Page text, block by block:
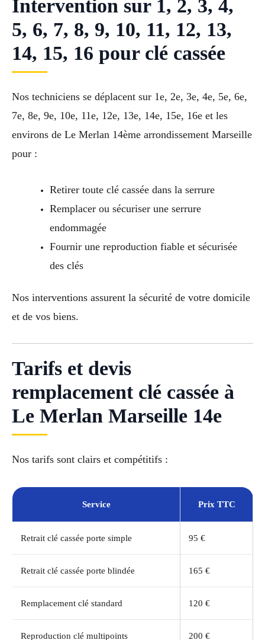
Intervention sur 1, 2, 3, 4,
5, 6, 7, 8, 9, 10, 11, 12, 13,
14, 15, 16 pour clé cassée
Nos techniciens se déplacent sur 1e, 2e, 3e, 4e, 5e, 6e,
7e, 8e, 9e, 10e, 11e, 12e, 13e, 14e, 15e, 16e et les
environs de Le Merlan 14ème arrondissement Marseille
pour :
Retirer toute clé cassée dans la serrure
Remplacer ou sécuriser une serrure
endommagée
Fournir une reproduction fiable et sécurisée
des clés
Nos interventions assurent la sécurité de votre domicile
et de vos biens.
Tarifs et devis
remplacement clé cassée à
Le Merlan Marseille 14e
Nos tarifs sont clairs et compétitifs :
Service Prix TTC
Retrait clé cassée porte simple 95 €
Retrait clé cassée porte blindée 165 €
Remplacement clé standard 120 €
Reproduction clé multipoints 200 €